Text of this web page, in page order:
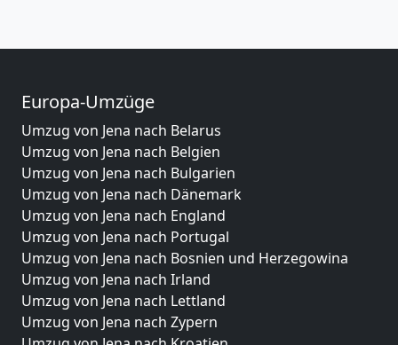
Europa-Umzüge
Umzug von Jena nach Belarus
Umzug von Jena nach Belgien
Umzug von Jena nach Bulgarien
Umzug von Jena nach Dänemark
Umzug von Jena nach England
Umzug von Jena nach Portugal
Umzug von Jena nach Bosnien und Herzegowina
Umzug von Jena nach Irland
Umzug von Jena nach Lettland
Umzug von Jena nach Zypern